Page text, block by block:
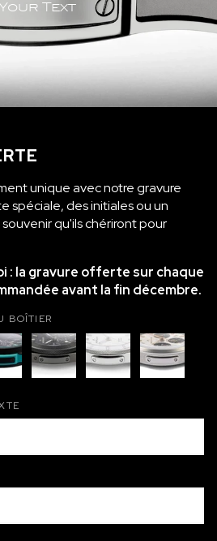
Text
unique avec notre gravure
spéciale, des initiales ou un
qu'ils chériront pour
: la gravure offerte sur chaque
avant la fin décembre.
BOÎTIER